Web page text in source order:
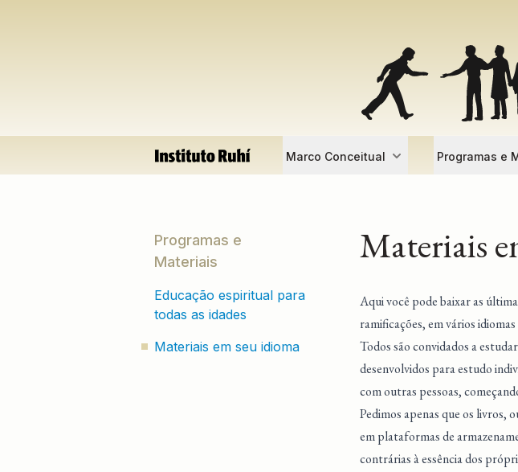
Marco Conceitual Programas e
Programas e
Materiais
Educação espiritual para
todas as idades
Materiais em seu idioma
Materiais
Aqui você pode baixar as
ramificações, em vários
Todos são convidados a
desenvolvidos para estudo
com outras pessoas,
Pedimos apenas que os livros,
em plataformas de
contrárias à essência dos